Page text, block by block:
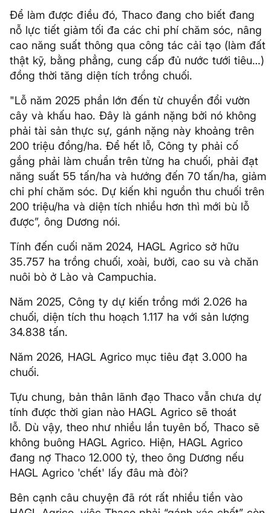
Để làm được điều đó, Thaco đang cho biết đang
nỗ lực tiết giảm tối đa các chi phí chăm sóc, nâng
cao năng suất thông qua công tác cải tạo (làm đất
thật kỹ, bằng phẳng, cung cấp đủ nước tưới tiêu…)
đồng thời tăng diện tích trồng chuối.
"Lỗ năm 2025 phần lớn đến từ chuyển đổi vườn
cây và khấu hao. Đây là gánh nặng bởi nó không
phải tài sản thực sự, gánh nặng này khoảng trên
200 triệu đồng/ha. Để hết lỗ, Công ty phải cố
gắng phải làm chuẩn trên từng ha chuối, phải đạt
năng suất 55 tấn/ha và hướng đến 70 tấn/ha, giảm
chi phí chăm sóc. Dự kiến khi nguồn thu chuối trên
200 triệu/ha và diện tích nhiều hơn thì mới bù lỗ
được”, ông Dương nói.
Tính đến cuối năm 2024, HAGL Agrico sở hữu
35.757 ha trồng chuối, xoài, bưởi, cao su và chăn
nuôi bò ở Lào và Campuchia.
Năm 2025, Công ty dự kiến trồng mới 2.026 ha
chuối, diện tích thu hoạch 1.117 ha với sản lượng
34.838 tấn.
Năm 2026, HAGL Agrico mục tiêu đạt 3.000 ha
chuối.
Tựu chung, bản thân lãnh đạo Thaco vẫn chưa dự
tính được thời gian nào HAGL Agrico sẽ thoát
lỗ. Dù vậy, theo như nhiều lần tuyên bố, Thaco sẽ
không buông HAGL Agrico. Hiện, HAGL Agrico
đang nợ Thaco 12.000 tỷ, theo ông Dương nếu
HAGL Agrico 'chết' lấy đâu mà đòi?
Bên cạnh câu chuyện đã rót rất nhiều tiền vào